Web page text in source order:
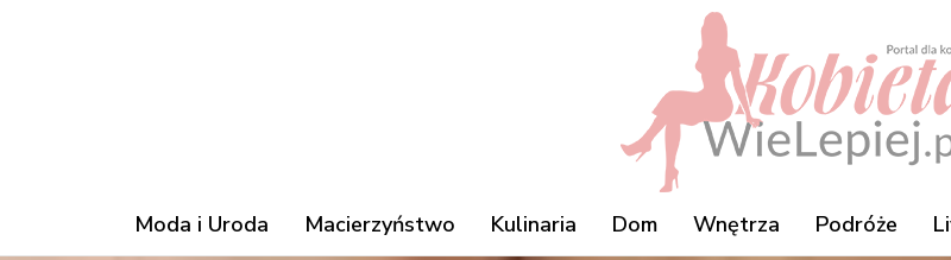
Moda i Uroda Macierzyństwo Kulinaria Dom Wnętrza Podróże